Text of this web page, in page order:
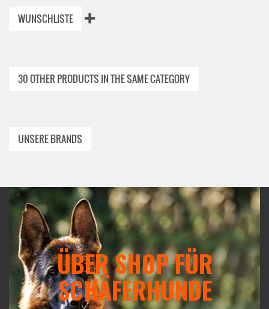
WUNSCHLISTE
30 OTHER PRODUCTS IN THE SAME CATEGORY
UNSERE BRANDS
ÜBER SHOP FÜR
SCHÄFERHUNDE